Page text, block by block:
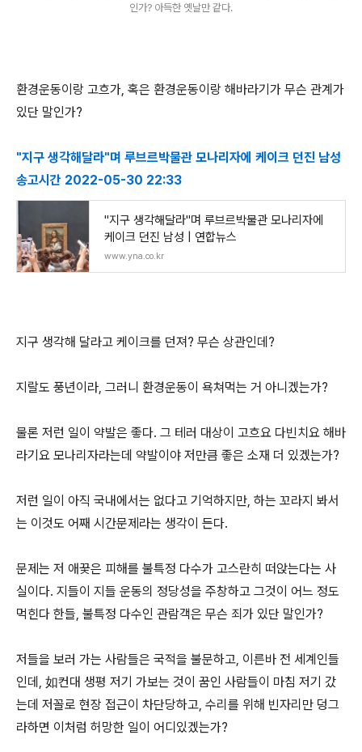
인가? 아득한 옛날만 같다.
환경운동이랑 고흐가, 혹은 환경운동이랑 해바라기가 무슨 관계가
있단 말인가?
"지구 생각해달라"며 루브르박물관 모나리자에 케이크 던진 남성
송고시간 2022-05-30 22:33
"지구 생각해달라"며 루브르박물관 모나리자에
케이크 던진 남성 | 연합뉴스
www.yna.co.kr
지구 생각해 달라고 케이크를 던져? 무슨 상관인데?
지랄도 풍년이라, 그러니 환경운동이 욕쳐먹는 거 아니겠는가?
물론 저런 일이 약발은 좋다. 그 테러 대상이 고흐요 다빈치요 해바
라기요 모나리자라는데 약발이야 저만큼 좋은 소재 더 있겠는가?
저런 일이 아직 국내에서는 없다고 기억하지만, 하는 꼬라지 봐서
는 이것도 어째 시간문제라는 생각이 든다.
문제는 저 애꿎은 피해를 불특정 다수가 고스란히 떠앉는다는 사
실이다. 지들이 지들 운동의 정당성을 주창하고 그것이 어느 정도
먹힌다 한들, 불특정 다수인 관람객은 무슨 죄가 있단 말인가?
저들을 보러 가는 사람들은 국적을 불문하고, 이른바 전 세계인들
인데, 如컨대 생평 저기 가보는 것이 꿈인 사람들이 마침 저기 갔
는데 저꼴로 현장 접근이 차단당하고, 수리를 위해 빈자리만 덩그
라하면 이처럼 허망한 일이 어디있겠는가?